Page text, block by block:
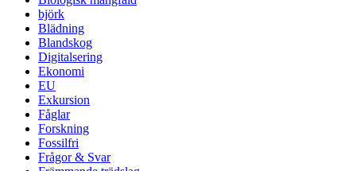
björk
Blädning
Blandskog
Digitalsering
Ekonomi
EU
Exkursion
Fåglar
Forskning
Fossilfri
Frågor & Svar